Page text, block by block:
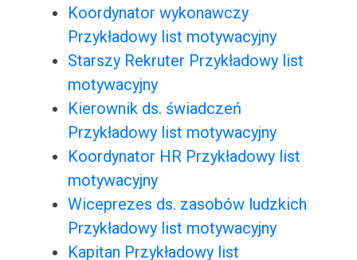
Koordynator wykonawczy
Przykładowy list motywacyjny
Starszy Rekruter Przykładowy list
motywacyjny
Kierownik ds. świadczeń
Przykładowy list motywacyjny
Koordynator HR Przykładowy list
motywacyjny
Wiceprezes ds. zasobów ludzkich
Przykładowy list motywacyjny
Kapitan Przykładowy list